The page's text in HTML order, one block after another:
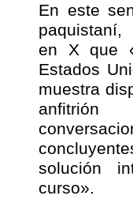
En este
paquistaní,
en X que
Estados
muestra
solución
curso».